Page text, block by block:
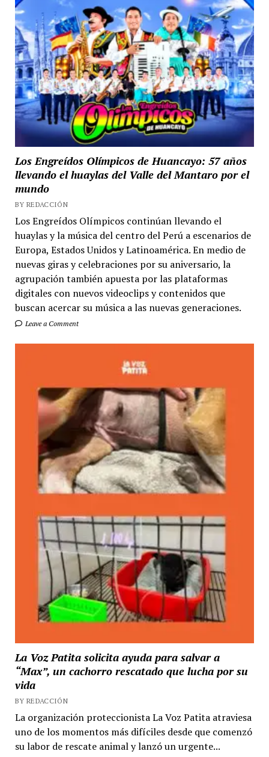
Los Engreídos Olímpicos de Huancayo: 57 años
llevando el huaylas del Valle del Mantaro por el
mundo
BY REDACCIÓN
Los Engreídos Olímpicos continúan llevando el
huaylas y la música del centro del Perú a escenarios de
Europa, Estados Unidos y Latinoamérica. En medio de
nuevas giras y celebraciones por su aniversario, la
agrupación también apuesta por las plataformas
digitales con nuevos videoclips y contenidos que
buscan acercar su música a las nuevas generaciones.
Leave a Comment
La Voz Patita solicita ayuda para salvar a
“Max”, un cachorro rescatado que lucha por su
vida
BY REDACCIÓN
La organización proteccionista La Voz Patita atraviesa
uno de los momentos más difíciles desde que comenzó
su labor de rescate animal y lanzó un urgente...